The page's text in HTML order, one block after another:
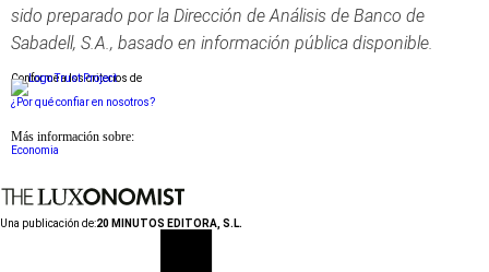
sido preparado por la Dirección de Análisis de Banco de
Sabadell, S.A., basado en información pública disponible.
Conforme a los criterios de
¿Por qué confiar en nosotros?
Más información sobre:
Economia
Una publicación de:20 MINUTOS EDITORA, S.L.